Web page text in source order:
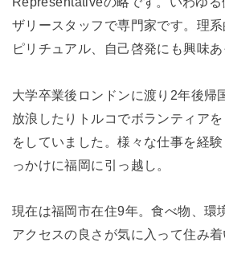
ザリースタッフで専門家です。理
ピリチュアル、自己啓発にも興味あ
大学卒業後ロンドンに渡り2年後帰
放浪したりトルコでボランティア
をしていました。様々な仕事を経
っかけに福岡に引っ越し。
現在は福岡市在住9年。食べ物、環
アクセスの良さが気に入って住み着